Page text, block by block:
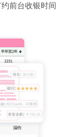
前台收银时间